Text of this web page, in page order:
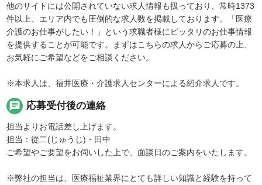
他のサイトには公開されていない求人情報も扱っており、常時1373
件以上、エリア内でも圧倒的な求人数を掲載しております。「医療
介護のお仕事がしたい！」という求職者様にピッタリのお仕事情報
を提供することが可能です。まずはこちらの求人からご応募の上、
お気軽にご希望などをご相談ください。
※本求人は、福井医療・介護求人センターによる紹介求人です。
chat 応募受付後の連絡
担当よりお電話差し上げます。
担当：從二(じゅうじ)・田中
ご希望やご要望をお伺いした上で、面談日のご案内をいたします。
※弊社の担当は、医療福祉業界にとても詳しい知識と経験を持って